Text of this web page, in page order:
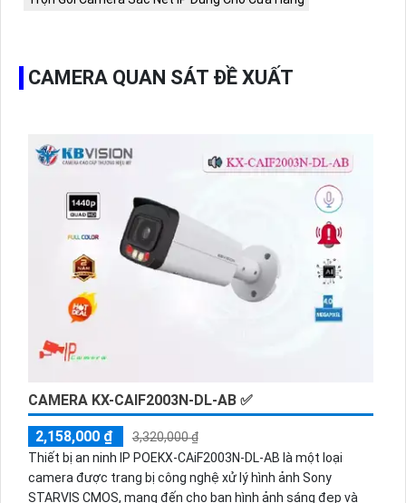
CAMERA QUAN SÁT ĐỀ XUẤT
CAMERA KX-CAIF2003N-DL-AB ✅
2,158,000 ₫
3,320,000 ₫
Thiết bị an ninh IP POEKX-CAiF2003N-DL-AB là một loại
camera được trang bị công nghệ xử lý hình ảnh Sony
STARVIS CMOS, mang đến cho bạn hình ảnh sáng đẹp và